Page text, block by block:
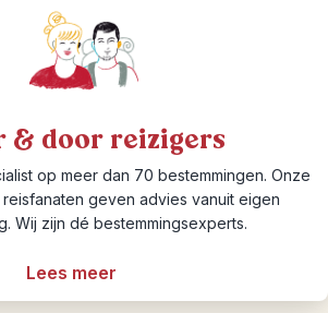
& door reizigers
op meer dan 70 bestemmingen. Onze
reisfanaten geven advies vanuit eigen
Wij zijn dé bestemmingsexperts.
Lees meer